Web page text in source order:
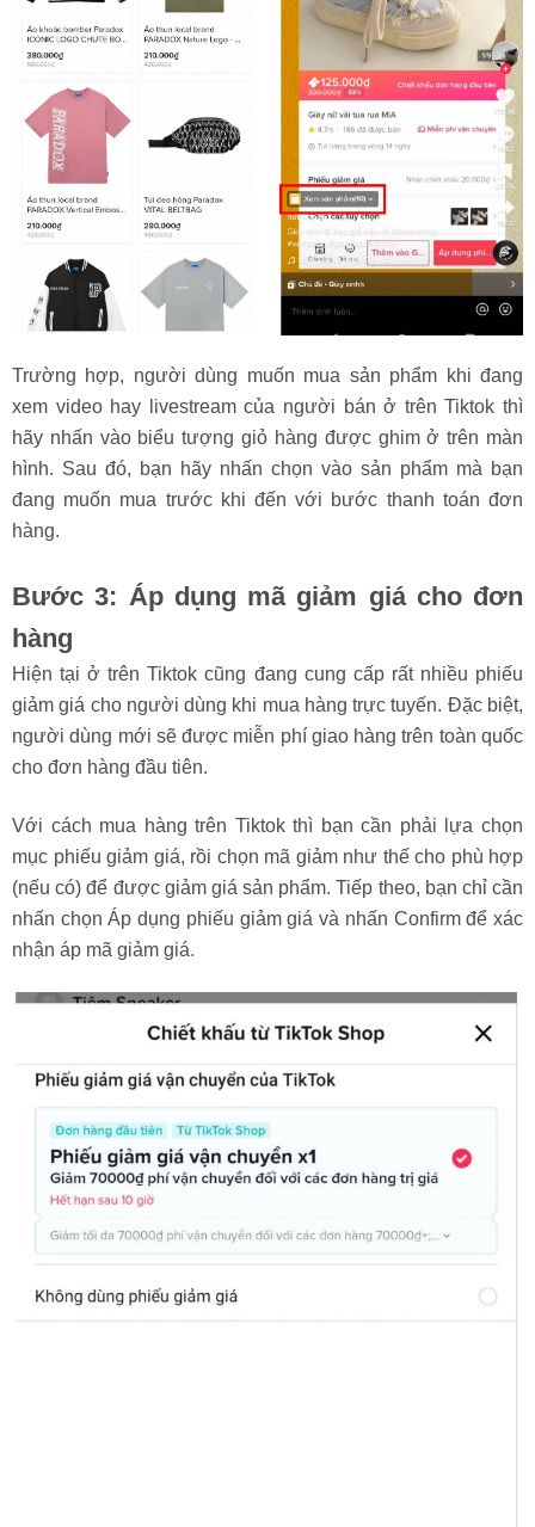
Trường hợp, người dùng muốn mua sản phẩm khi đang
xem video hay livestream của người bán ở trên Tiktok thì
hãy nhấn vào biểu tượng giỏ hàng được ghim ở trên màn
hình. Sau đó, bạn hãy nhấn chọn vào sản phẩm mà bạn
đang muốn mua trước khi đến với bước thanh toán đơn
hàng.
Bước 3: Áp dụng mã giảm giá cho đơn
hàng
Hiện tại ở trên Tiktok cũng đang cung cấp rất nhiều phiếu
giảm giá cho người dùng khi mua hàng trực tuyến. Đặc biệt,
người dùng mới sẽ được miễn phí giao hàng trên toàn quốc
cho đơn hàng đầu tiên.
Với cách mua hàng trên Tiktok thì bạn cần phải lựa chọn
mục phiếu giảm giá, rồi chọn mã giảm như thế cho phù hợp
(nếu có) để được giảm giá sản phẩm. Tiếp theo, bạn chỉ cần
nhấn chọn Áp dụng phiếu giảm giá và nhấn Confirm để xác
nhận áp mã giảm giá.